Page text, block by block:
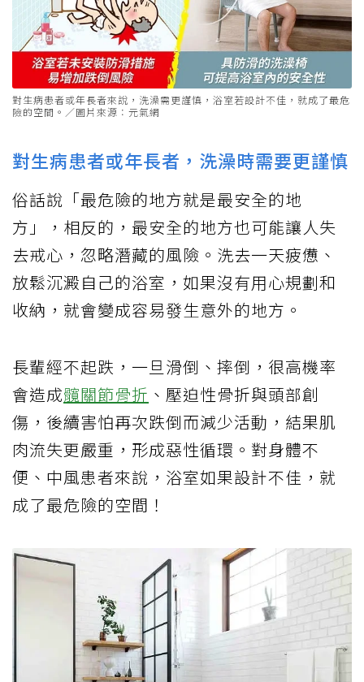
對生病患者或年長者來說，洗澡需更謹慎，浴室若設計不佳，就成了最危
險的空間。／圖片來源：元氣網
對生病患者或年長者，洗澡時需要更謹慎
俗話說「最危險的地方就是最安全的地
方」，相反的，最安全的地方也可能讓人失
去戒心，忽略潛藏的風險。洗去一天疲憊、
放鬆沉澱自己的浴室，如果沒有用心規劃和
收納，就會變成容易發生意外的地方。
長輩經不起跌，一旦滑倒、摔倒，很高機率
會造成髖關節骨折 、壓迫性骨折與頭部創
傷，後續害怕再次跌倒而減少活動，結果肌
肉流失更嚴重，形成惡性循環。對身體不
便、中風患者來說，浴室如果設計不佳，就
成了最危險的空間！